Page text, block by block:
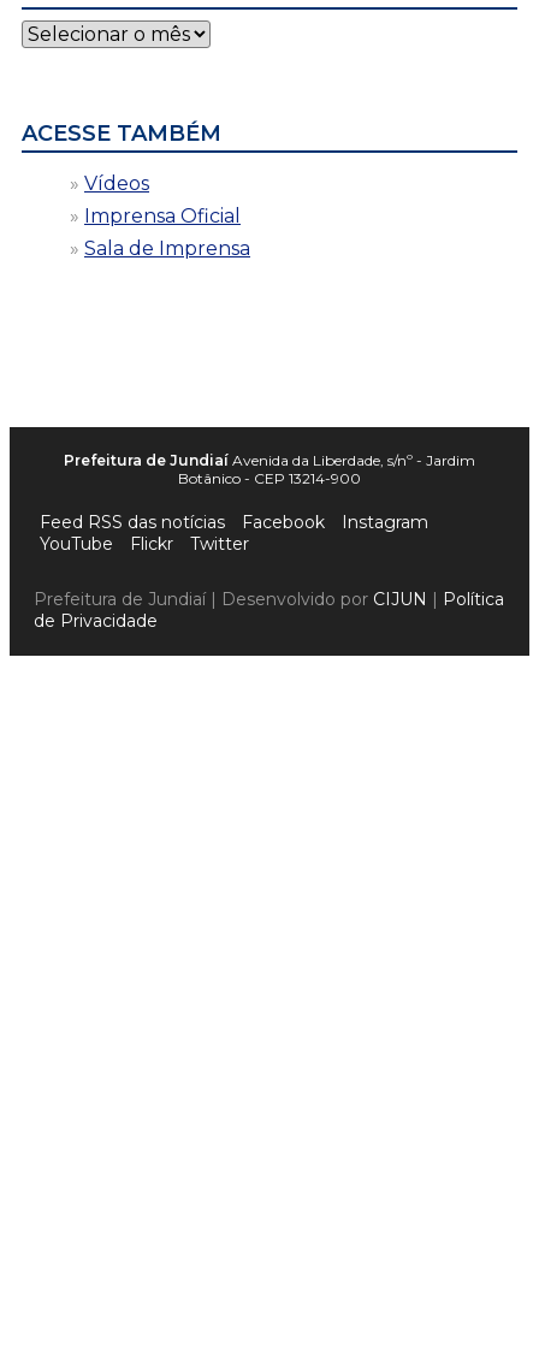
Notícias
por
ACESSE TAMBÉM
Vídeos
Imprensa Oficial
Sala de Imprensa
Prefeitura de Jundiaí Avenida da Liberdade, s/nº - Jardim
Botânico - CEP 13214-900
Feed RSS das notícias Facebook
Instagram
YouTube
Flickr Twitter
Prefeitura de Jundiaí | Desenvolvido por CIJUN | Política
de Privacidade